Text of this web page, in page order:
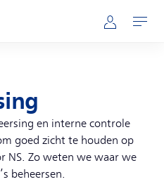
Mijn NS
Openen
en interne controle
goed zicht te houden op
NS. Zo weten we waar we
beheersen.